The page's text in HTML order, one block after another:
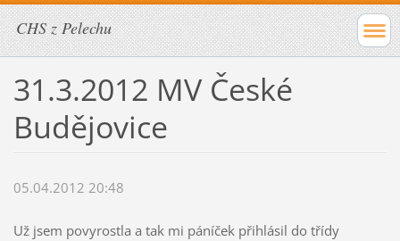
CHS z Pelechu
31.3.2012 MV České
Budějovice
05.04.2012 20:48
Už jsem povyrostla a tak mi páníček přihlásil do třídy